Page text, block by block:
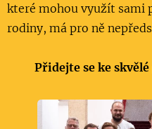
které mohou využít sami
rodiny, má pro ně
Přidejte se ke